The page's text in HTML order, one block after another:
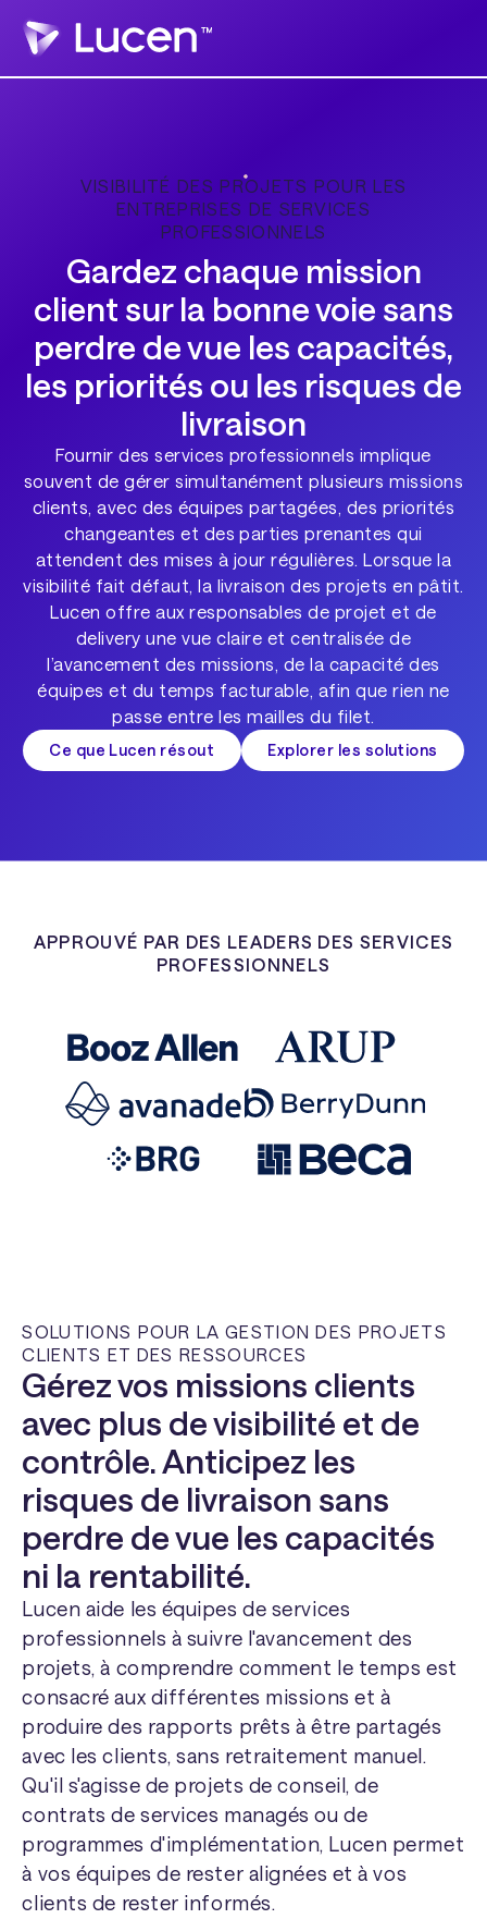
VISIBILITÉ DES PROJETS POUR LES
ENTREPRISES DE SERVICES
PROFESSIONNELS
Gardez chaque mission
client sur la bonne voie sans
perdre de vue les capacités,
les priorités ou les risques de
livraison
Fournir des services professionnels implique
souvent de gérer simultanément plusieurs missions
clients, avec des équipes partagées, des priorités
changeantes et des parties prenantes qui
attendent des mises à jour régulières. Lorsque la
visibilité fait défaut, la livraison des projets en pâtit.
Lucen offre aux responsables de projet et de
delivery une vue claire et centralisée de
l’avancement des missions, de la capacité des
équipes et du temps facturable, afin que rien ne
passe entre les mailles du filet.
Ce que Lucen résout Explorer les solutions
APPROUVÉ PAR DES LEADERS DES SERVICES
PROFESSIONNELS
SOLUTIONS POUR LA GESTION DES PROJETS
CLIENTS ET DES RESSOURCES
Gérez vos missions clients
avec plus de visibilité et de
contrôle. Anticipez les
risques de livraison sans
perdre de vue les capacités
ni la rentabilité.
Lucen aide les équipes de services
professionnels à suivre l'avancement des
projets, à comprendre comment le temps est
consacré aux différentes missions et à
produire des rapports prêts à être partagés
avec les clients, sans retraitement manuel.
Qu'il s'agisse de projets de conseil, de
contrats de services managés ou de
programmes d'implémentation, Lucen permet
à vos équipes de rester alignées et à vos
clients de rester informés.